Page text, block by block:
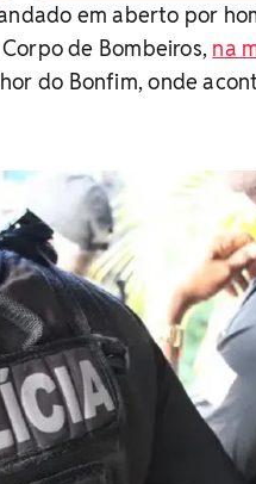
em aberto por
de Bombeiros, na
do Bonfim, onde